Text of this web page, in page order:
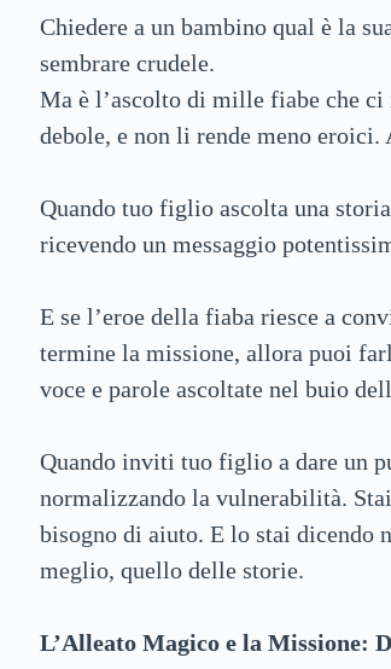
Chiedere a un bambino qual è la
sembrare crudele.
Ma è l’ascolto di mille fiabe che
debole, e non li rende meno
Quando tuo figlio ascolta una
ricevendo un messaggio
E se l’eroe della fiaba riesce a
termine la missione, allora puoi
voce e parole ascoltate nel buio
Quando inviti tuo figlio a dare un
normalizzando la vulnerabilità.
bisogno di aiuto. E lo stai dicendo
meglio, quello delle storie.
L’Alleato Magico e la Missione: